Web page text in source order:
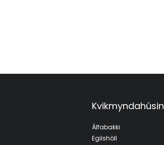
Kvikmyndahúsin
Álfabakki
Egilshöll